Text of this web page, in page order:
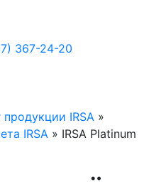
367-24-20
продукции IRSA »
IRSA » IRSA Platinum